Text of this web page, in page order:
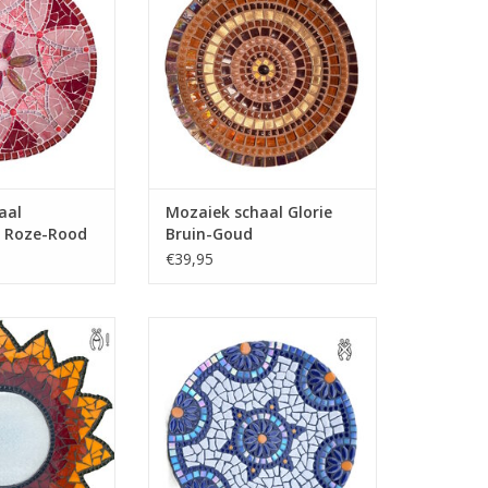
WINKELWAGEN
Rood
Sjiek en herkenbaar. Geen
gereedschap nodig!
TOEVOEGEN AAN WINKELWAGEN
Mozaiek schaal Glorie
Bruin-Goud
€39,95
met deze
Maak
zelf!
inclusief alle
(m.u.v. tang)
WINKELWAGEN
Mozaiek hem zelf en u ontvangt
veel complimenten, let maar
eens op. Geen gereedschap
nodig!
TOEVOEGEN AAN WINKELWAGEN